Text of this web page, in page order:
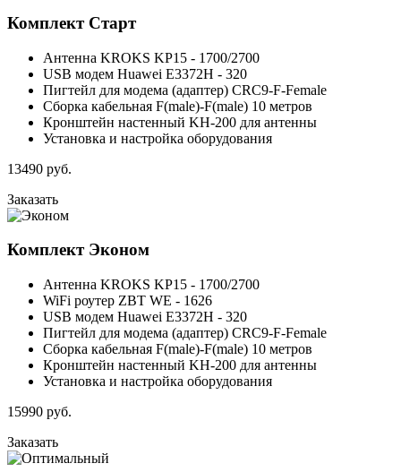
Комплект Старт
Антенна KROKS KP15 - 1700/2700
USB модем Huawei E3372H - 320
Пигтейл для модема (адаптер) CRC9-F-Female
Сборка кабельная F(male)-F(male) 10 метров
Кронштейн настенный KH-200 для антенны
Установка и настройка оборудования
13490 руб.
Заказать
Комплект Эконом
Антенна KROKS KP15 - 1700/2700
WiFi роутер ZBT WE - 1626
USB модем Huawei E3372H - 320
Пигтейл для модема (адаптер) CRC9-F-Female
Сборка кабельная F(male)-F(male) 10 метров
Кронштейн настенный KH-200 для антенны
Установка и настройка оборудования
15990 руб.
Заказать